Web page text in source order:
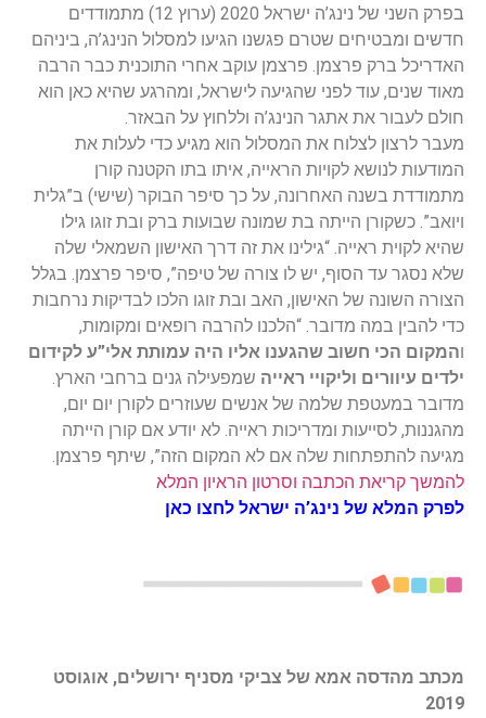
בפרק השני של נינג’ה ישראל 2020 (ערוץ 12) מתמודדים
חדשים ומבטיחים שטרם פגשנו הגיעו למסלול הנינג’ה, ביניהם
האדריכל ברק פרצמן. פרצמן עוקב אחרי התוכנית כבר הרבה
מאוד שנים, עוד לפני שהגיעה לישראל, ומהרגע שהיא כאן הוא
חולם לעבור את אתגר הנינג’ה וללחוץ על הבאזר.
מעבר לרצון לצלוח את המסלול הוא מגיע כדי לעלות את
המודעות לנושא לקויות הראייה, איתו בתו הקטנה קורן
מתמודדת בשנה האחרונה, על כך סיפר הבוקר (שישי) ב”גלית
ויואב”. כשקורן הייתה בת שמונה שבועות ברק ובת זוגו גילו
שהיא לקוית ראייה. “גילינו את זה דרך האישון השמאלי שלה
שלא נסגר עד הסוף, יש לו צורה של טיפה”, סיפר פרצמן. בגלל
הצורה השונה של האישון, האב ובת זוגו הלכו לבדיקות נרחבות
כדי להבין במה מדובר. “הלכנו להרבה רופאים ומקומות,
והמקום הכי חשוב שהגענו אליו היה עמותת אלי”ע לקידום
ילדים עיוורים וליקויי ראייה שמפעילה גנים ברחבי הארץ.
מדובר במעטפת שלמה של אנשים שעוזרים לקורן יום יום,
מהגננות, לסייעות ומדריכות ראייה. לא יודע אם קורן הייתה
מגיעה להתפתחות שלה אם לא המקום הזה”, שיתף פרצמן.
להמשך קריאת הכתבה וסרטון הראיון המלא
לפרק המלא של נינג’ה ישראל לחצו כאן
מכתב מהדסה אמא של צביקי מסניף ירושלים, אוגוסט
2019